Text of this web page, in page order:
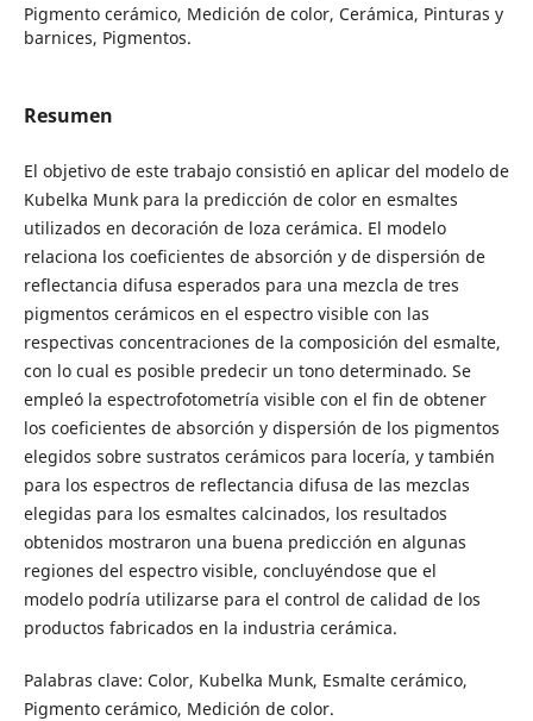
Pigmento cerámico, Medición de color, Cerámica, Pinturas y
barnices, Pigmentos.
Resumen
El objetivo de este trabajo consistió en aplicar del modelo de
Kubelka Munk para la predicción de color en esmaltes
utilizados en decoración de loza cerámica. El modelo
relaciona los coeficientes de absorción y de dispersión de
reflectancia difusa esperados para una mezcla de tres
pigmentos cerámicos en el espectro visible con las
respectivas concentraciones de la composición del esmalte,
con lo cual es posible predecir un tono determinado. Se
empleó la espectrofotometría visible con el fin de obtener
los coeficientes de absorción y dispersión de los pigmentos
elegidos sobre sustratos cerámicos para locería, y también
para los espectros de reflectancia difusa de las mezclas
elegidas para los esmaltes calcinados, los resultados
obtenidos mostraron una buena predicción en algunas
regiones del espectro visible, concluyéndose que el
modelo podría utilizarse para el control de calidad de los
productos fabricados en la industria cerámica.
Palabras clave: Color, Kubelka Munk, Esmalte cerámico,
Pigmento cerámico, Medición de color.